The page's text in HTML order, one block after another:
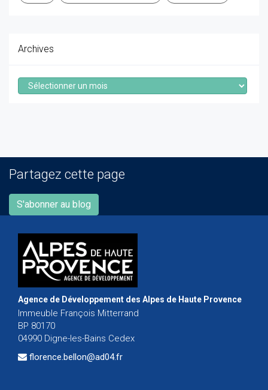
Archives
Archives
Partagez cette page
S'abonner au blog
Agence de Développement des Alpes de Haute Provence
Immeuble François Mitterrand
BP 80170
04990 Digne-les-Bains Cedex
florence.bellon@ad04.fr